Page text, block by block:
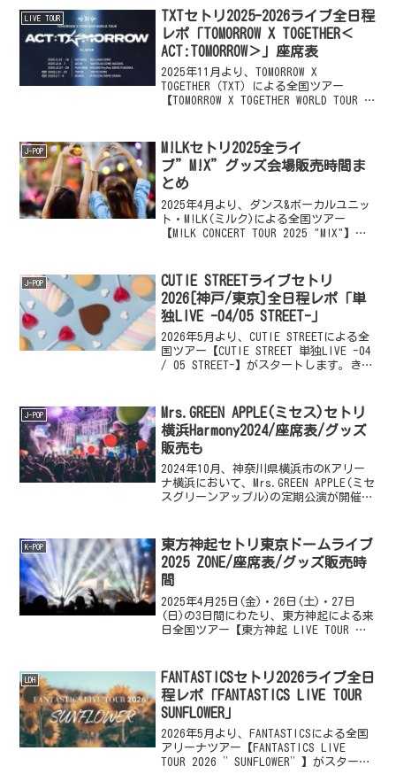
LIVE TOUR
TXTセトリ2025-2026ライブ全日程
レポ「TOMORROW X TOGETHER＜
ACT:TOMORROW＞」座席表
2025年11月より、TOMORROW X
TOGETHER（TXT）による全国ツアー
【TOMORROW X TOGETHER WORLD TOUR ＜
J-POP
M!LKセトリ2025全ライ
ブ”M!X”グッズ会場販売時間ま
とめ
2025年4月より、ダンス&ボーカルユニッ
ト・M!LK(ミルク)による全国ツアー
【M!LK CONCERT TOUR 2025 "M!X"】の
吉田仁人からなる5人組の...
J-POP
CUTIE STREETライブセトリ
2026[神戸/東京]全日程レポ「単
独LIVE -04/05 STREET-」
2026年5月より、CUTIE STREETによる全
国ツアー【CUTIE STREET 単独LIVE -04
/ 05 STREET-】がスタートします。きゅ
月...
J-POP
Mrs.GREEN APPLE(ミセス)セトリ
横浜Harmony2024/座席表/グッズ
販売も
2024年10月、神奈川県横浜市のKアリー
ナ横浜において、Mrs.GREEN APPLE(ミセ
スグリーンアップル)の定期公演が開催さ
リーナ横浜史上...
K-POP
東方神起セトリ東京ドームライブ
2025 ZONE/座席表/グッズ販売時
間
2025年4月25日(金)・26日(土)・27日
(日)の3日間にわたり、東方神起による来
日全国ツアー【東⽅神起 LIVE TOUR ～
ーパーアリーナ)公演を皮切...
LDH
FANTASTICSセトリ2026ライブ全日
程レポ「FANTASTICS LIVE TOUR
SUNFLOWER」
2026年5月より、FANTASTICSによる全国
アリーナツアー【FANTASTICS LIVE
TOUR 2026 ”SUNFLOWER”】がスタート